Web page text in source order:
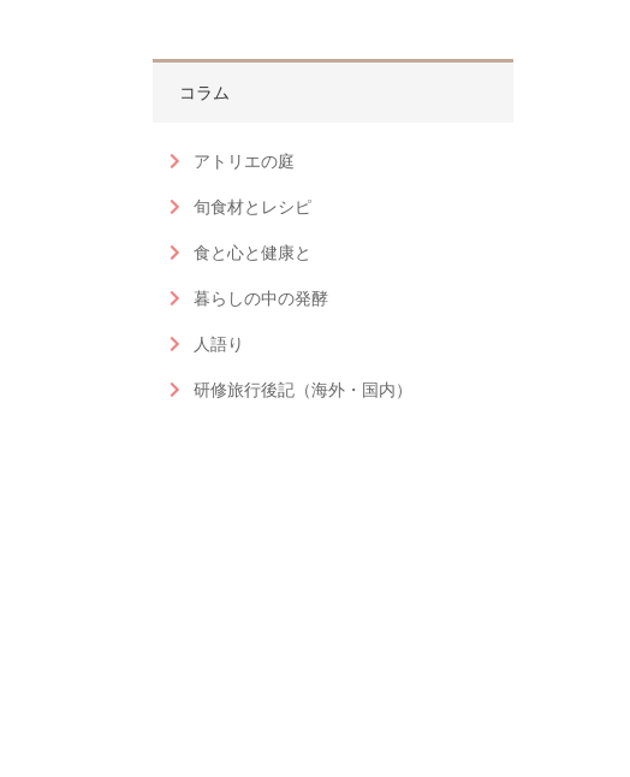
コラム
アトリエの庭
旬食材とレシピ
食と心と健康と
暮らしの中の発酵
人語り
研修旅行後記（海外・国内）